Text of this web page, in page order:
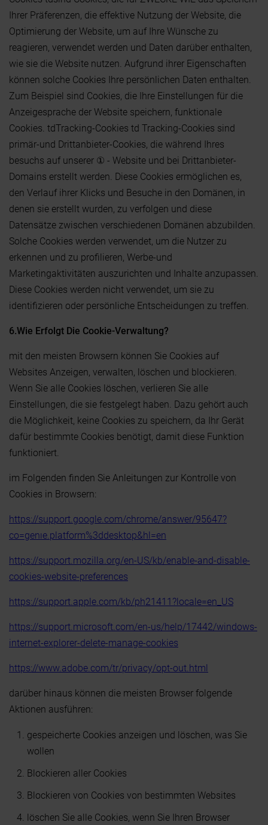
Ihrer Präferenzen, die effektive Nutzung der Website, die
Optimierung der Website, um auf Ihre Wünsche zu
reagieren, verwendet werden und Daten darüber enthalten,
wie sie die Website nutzen. Aufgrund ihrer Eigenschaften
können solche Cookies Ihre persönlichen Daten enthalten.
Zum Beispiel sind Cookies, die Ihre Einstellungen für die
Anzeigesprache der Website speichern, funktionale
Cookies. tdTracking-Cookies td Tracking-Cookies sind
primär-und Drittanbieter-Cookies, die während Ihres
besuchs auf unserer ① - Website und bei Drittanbieter-
Domains erstellt werden. Diese Cookies ermöglichen es,
den Verlauf ihrer Klicks und Besuche in den Domänen, in
denen sie erstellt wurden, zu verfolgen und diese
Datensätze zwischen verschiedenen Domänen abzubilden.
Solche Cookies werden verwendet, um die Nutzer zu
erkennen und zu profilieren, Werbe-und
Marketingaktivitäten auszurichten und Inhalte anzupassen.
Diese Cookies werden nicht verwendet, um sie zu
identifizieren oder persönliche Entscheidungen zu treffen.
6.Wie Erfolgt Die Cookie-Verwaltung?
mit den meisten Browsern können Sie Cookies auf
Websites Anzeigen, verwalten, löschen und blockieren.
Wenn Sie alle Cookies löschen, verlieren Sie alle
Einstellungen, die sie festgelegt haben. Dazu gehört auch
die Möglichkeit, keine Cookies zu speichern, da Ihr Gerät
dafür bestimmte Cookies benötigt, damit diese Funktion
funktioniert.
im Folgenden finden Sie Anleitungen zur Kontrolle von
Cookies in Browsern:
https://support.google.com/chrome/answer/95647?
co=genıe.platform%3ddesktop&hl=en
https://support.mozilla.org/en-US/kb/enable-and-disable-
cookies-website-preferences
https://support.apple.com/kb/ph21411?locale=en_US
https://support.microsoft.com/en-us/help/17442/windows-
internet-explorer-delete-manage-cookies
https://www.adobe.com/tr/privacy/opt-out.html
darüber hinaus können die meisten Browser folgende
Aktionen ausführen:
gespeicherte Cookies anzeigen und löschen, was Sie
wollen
Blockieren aller Cookies
Blockieren von Cookies von bestimmten Websites
löschen Sie alle Cookies, wenn Sie Ihren Browser